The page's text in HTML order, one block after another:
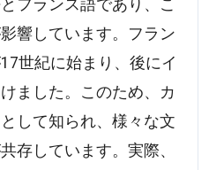
フランス語であり、こ
響しています。フラン
世紀に始まり、後にイ
ました。このため、カ
して知られ、様々な文
存しています。実際、